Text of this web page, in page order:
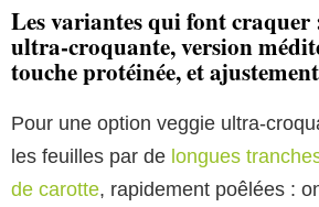
Les variantes qui font craquer
ultra-croquante, version
touche protéinée, et
Pour une option veggie ultra-
les feuilles par de longues
de carotte, rapidement poêlées :